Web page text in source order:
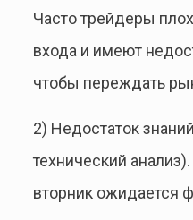
Часто трейдеры
входа и имеют
чтобы переждать
2) Недостаток
технический
вторник ожидается